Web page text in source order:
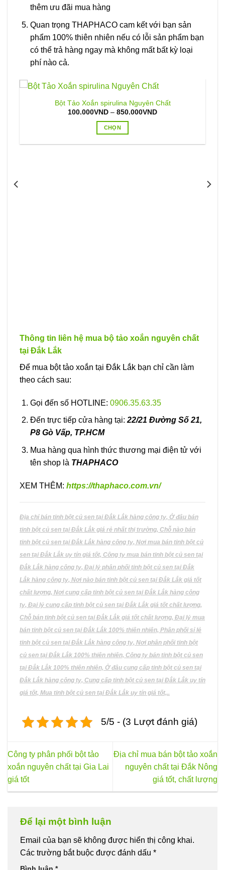
thêm ưu đãi mua hàng
Quan trọng THAPHACO cam kết với bạn sản
phẩm 100% thiên nhiên nếu có lỗi sản phẩm bạn
có thể trả hàng ngay mà không mất bất kỳ loại
phí nào cả.
Bột Tảo Xoắn spirulina Nguyên Chất
100.000VND – 850.000VNDKhoảng
850.000VND
CHỌN
Thông tin liên hệ mua bộ tảo xoắn nguyên chất
tại Đắk Lắk
Để mua bột tảo xoắn tại Đắk Lắk bạn chỉ cần làm
theo cách sau:
Gọi đến số HOTLINE: 0906.35.63.35
Đến trực tiếp cửa hàng tại: 22/21 Đường Số 21,
P8 Gò Vấp, TP.HCM
Mua hàng qua hình thức thương mại điện tử với
tên shop là THAPHACO
XEM THÊM: https://thaphaco.com.vn/
Địa chỉ bán tinh bột củ sen tại Đắk Lắk hàng công ty, Ở đâu bán
tinh bột củ sen tại Đắk Lắk giá rẻ nhất thị trường, Chỗ nào bán
tinh bột củ sen tại Đắk Lắk hàng công ty, Nơi mua bán tinh bột củ
sen tại Đắk Lắk uy tín giá tốt, Công ty mua bán tinh bột củ sen tại
Đắk Lắk hàng công ty, Đại lý phân phối tinh bột củ sen tại Đắk
Lắk hàng công ty, Nơi nào bán tinh bột củ sen tại Đắk Lắk giá tốt
chất lượng, Nơi cung cấp tinh bột củ sen tại Đắk Lắk hàng công
ty, Đại lý cung cấp tinh bột củ sen tại Đắk Lắk giá tốt chất lượng,
Chỗ bán tinh bột củ sen tại Đắk Lắk giá tốt chất lượng, Đại lý mua
bán tinh bột củ sen tại Đắk Lắk 100% thiên nhiên, Phân phối sỉ lẻ
tinh bột củ sen tại Đắk Lắk hàng công ty, Nơi phân phối tinh bột
củ sen tại Đắk Lắk 100% thiên nhiên, Công ty bán tinh bột củ sen
tại Đắk Lắk 100% thiên nhiên, Ở đâu cung cấp tinh bột củ sen tại
Đắk Lắk hàng công ty, Cung cấp tinh bột củ sen tại Đắk Lắk uy tín
giá tốt, Mua tinh bột củ sen tại Đắk Lắk uy tín giá tốt,..
5/5 - (3 Lượt đánh giá)
Công ty phân phối bột tảo
xoắn nguyên chất tại Gia Lai
giá tốt
Địa chỉ mua bán bột tảo xoắn
nguyên chất tại Đắk Nông
giá tốt, chất lượng
Để lại một bình luận
Email của bạn sẽ không được hiển thị công khai.
Các trường bắt buộc được đánh dấu *